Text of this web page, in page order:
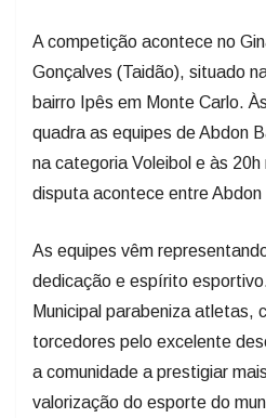
A competição acontece no
Gonçalves (Taidão), situado
bairro Ipês em Monte Carlo.
quadra as equipes de Abdon
na categoria Voleibol e às
disputa acontece entre
As equipes vêm
dedicação e espírito
Municipal parabeniza atletas,
torcedores pelo excelente
a comunidade a prestigiar
valorização do esporte do